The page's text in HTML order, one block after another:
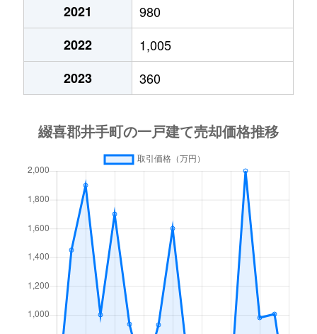
2021
980
2022
1,005
2023
360